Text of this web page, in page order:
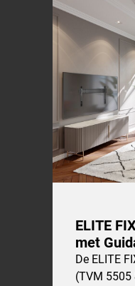
ELITE
met
De ELITE
(TVM 5505